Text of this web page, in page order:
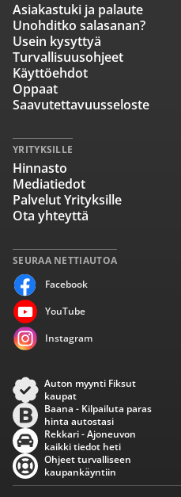
SEURAA NETTIAUTOA
Facebook
YouTube
Instagram
Asiakastuki ja palaute
Unohditko salasanan?
Usein kysyttyä
Turvallisuusohjeet
Käyttöehdot
Oppaat
Saavutettavuusseloste
YRITYKSILLE
Hinnasto
Mediatiedot
Palvelut Yrityksille
Ota yhteyttä
Auton myynti Fiksut
kaupat
Baana - Kilpailuta paras
hinta autostasi
Rekkari - Ajoneuvon
kaikki tiedot heti
Ohjeet turvalliseen
kaupankäyntiin